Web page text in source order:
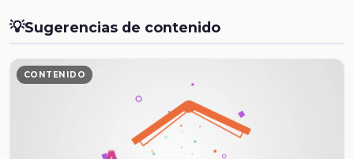
💡Sugerencias de contenido
CONTENIDO